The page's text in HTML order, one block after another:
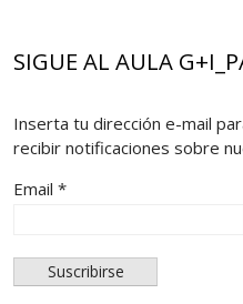
SIGUE AL AULA
Inserta tu dirección e-mail
recibir notificaciones sobre
Email *